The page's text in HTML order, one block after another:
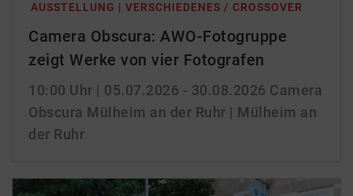
AUSSTELLUNG | VERSCHIEDENES / CROSSOVER
Camera Obscura: AWO-Fotogruppe
zeigt Werke von vier Fotografen
10:00 Uhr | 05.07.2026 - 30.08.2026 Camera
Obscura Mülheim an der Ruhr | Mülheim an
der Ruhr